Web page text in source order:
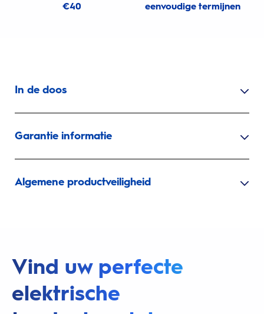
€40
eenvoudige termijnen
In de doos
Garantie informatie
Algemene productveiligheid
Vind uw perfecte
elektrische